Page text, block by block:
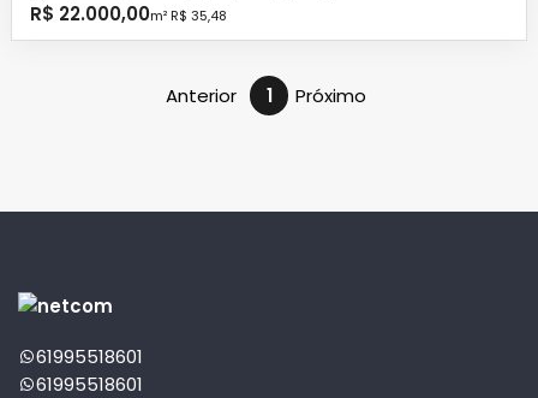
R$ 22.000,00m² R$ 35,48
Anterior 1 Próximo
61995518601
61995518601